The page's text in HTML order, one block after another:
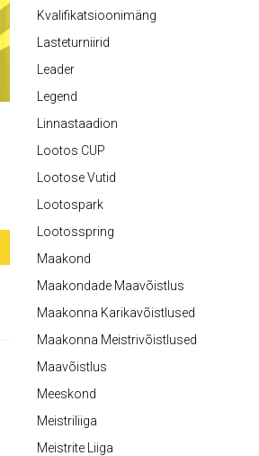
Kvalifikatsioonimäng
Lasteturniirid
Leader
Legend
Linnastaadion
Lootos CUP
Lootose Vutid
Lootospark
Lootosspring
Maakond
Maakondade Maavõistlus
Maakonna Karikavõistlused
Maakonna Meistrivõistlused
Maavõistlus
Meeskond
Meistriliiga
Meistrite Liiga